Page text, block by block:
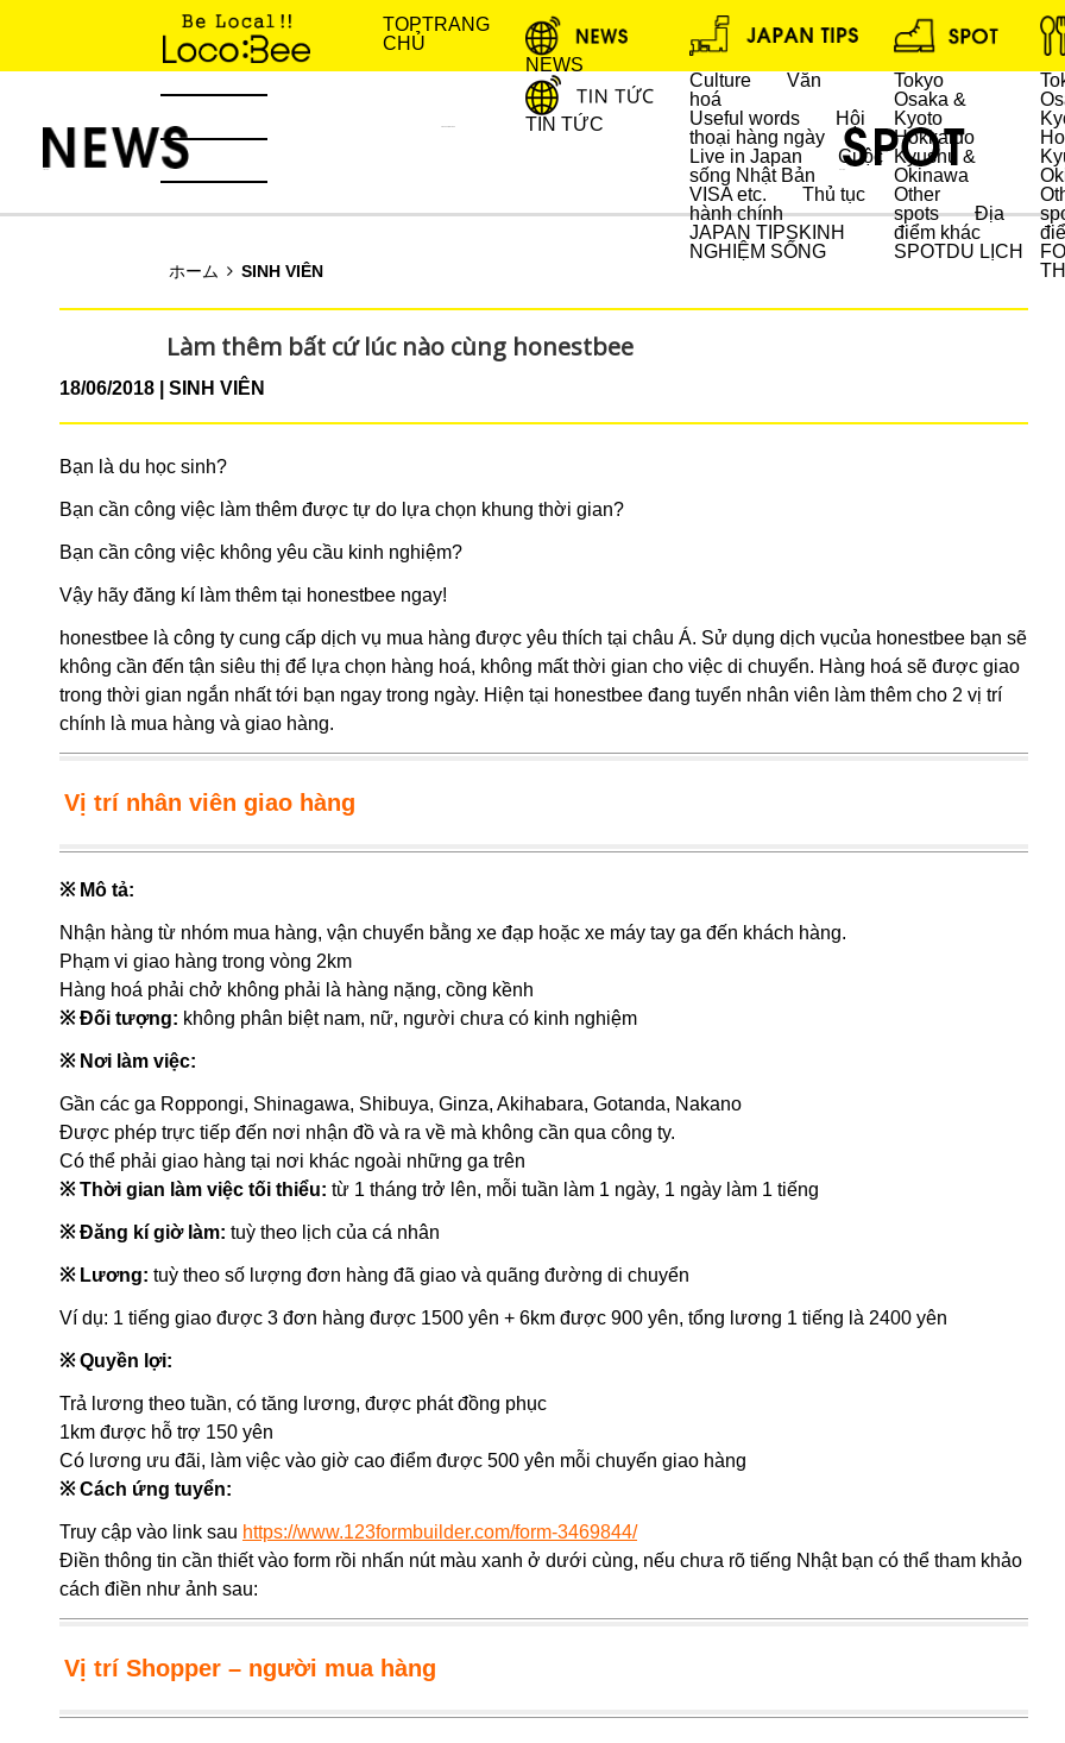
TOPTRANG
CHỦ
NEWS
TIN TỨC
Culture
Văn
hoá
Useful words
Hội
thoại hàng ngày
Live in Japan
Cuộc
sống Nhật Bản
VISA etc.
Thủ tục
hành chính
JAPAN TIPSKINH
NGHIỆM SỐNG
Tokyo
Osaka &
Kyoto
Hokkaido
Kyushu &
Okinawa
Other
spots
Địa
điểm khác
SPOTDU LỊCH
ホーム SINH VIÊN
Làm thêm bất cứ lúc nào cùng honestbee
18/06/2018 SINH VIÊN
Bạn là du học sinh?
Bạn cần công việc làm thêm được tự do lựa chọn khung thời gian?
Bạn cần công việc không yêu cầu kinh nghiệm?
Vậy hãy đăng kí làm thêm tại honestbee ngay!
honestbee là công ty cung cấp dịch vụ mua hàng được yêu thích tại châu Á. Sử dụng dịch vụcủa honestbee bạn sẽ
không cần đến tận siêu thị để lựa chọn hàng hoá, không mất thời gian cho việc di chuyển. Hàng hoá sẽ được giao
trong thời gian ngắn nhất tới bạn ngay trong ngày. Hiện tại honestbee đang tuyển nhân viên làm thêm cho 2 vị trí
chính là mua hàng và giao hàng.
Vị trí nhân viên giao hàng
※ Mô tả:
Nhận hàng từ nhóm mua hàng, vận chuyển bằng xe đạp hoặc xe máy tay ga đến khách hàng.
Phạm vi giao hàng trong vòng 2km
Hàng hoá phải chở không phải là hàng nặng, cồng kềnh
※ Đối tượng: không phân biệt nam, nữ, người chưa có kinh nghiệm
※ Nơi làm việc:
Gần các ga Roppongi, Shinagawa, Shibuya, Ginza, Akihabara, Gotanda, Nakano
Được phép trực tiếp đến nơi nhận đồ và ra về mà không cần qua công ty.
Có thể phải giao hàng tại nơi khác ngoài những ga trên
※ Thời gian làm việc tối thiểu: từ 1 tháng trở lên, mỗi tuần làm 1 ngày, 1 ngày làm 1 tiếng
※ Đăng kí giờ làm: tuỳ theo lịch của cá nhân
※ Lương: tuỳ theo số lượng đơn hàng đã giao và quãng đường di chuyển
Ví dụ: 1 tiếng giao được 3 đơn hàng được 1500 yên + 6km được 900 yên, tổng lương 1 tiếng là 2400 yên
※ Quyền lợi:
Trả lương theo tuần, có tăng lương, được phát đồng phục
1km được hỗ trợ 150 yên
Có lương ưu đãi, làm việc vào giờ cao điểm được 500 yên mỗi chuyến giao hàng
※ Cách ứng tuyển:
Truy cập vào link sau https://www.123formbuilder.com/form-3469844/
Điền thông tin cần thiết vào form rồi nhấn nút màu xanh ở dưới cùng, nếu chưa rõ tiếng Nhật bạn có thể tham khảo
cách điền như ảnh sau:
Vị trí Shopper – người mua hàng